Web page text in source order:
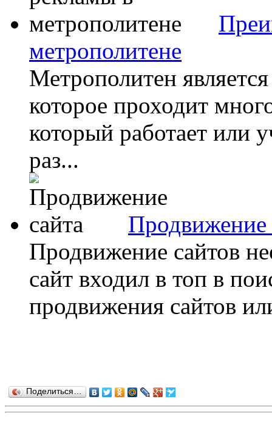
метрополитене
Метрополитен
которое проходит
который работает или
раз...
Продвижение
Продвижение сайтов
сайт входил в топ в
продвижения сайтов
Поделиться…